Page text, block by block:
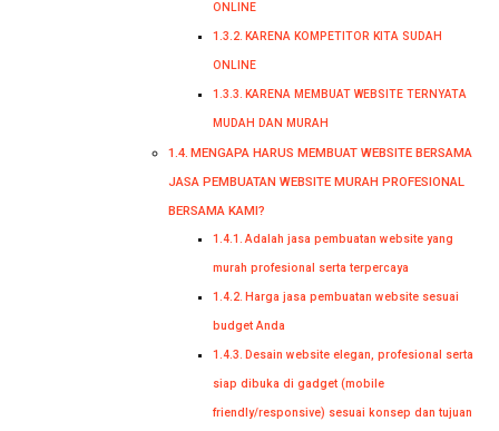
ONLINE
KARENA KOMPETITOR KITA SUDAH
ONLINE
KARENA MEMBUAT WEBSITE TERNYATA
MUDAH DAN MURAH
MENGAPA HARUS MEMBUAT WEBSITE BERSAMA
JASA PEMBUATAN WEBSITE MURAH PROFESIONAL
BERSAMA KAMI?
Adalah jasa pembuatan website yang
murah profesional serta terpercaya
Harga jasa pembuatan website sesuai
budget Anda
Desain website elegan, profesional serta
siap dibuka di gadget (mobile
friendly/responsive) sesuai konsep dan tujuan